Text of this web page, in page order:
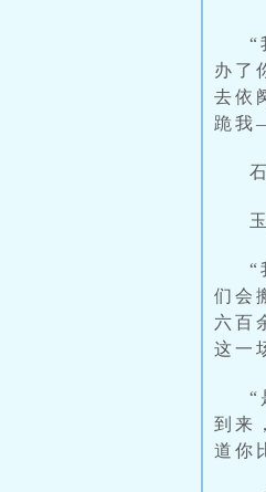
“
办了
去依
跪我
“
们会
六百
这一
“
到来
道你